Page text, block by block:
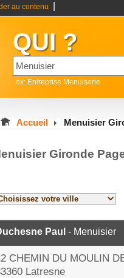
au contenu
QUI ?
ex: Entreprise Menuiserie
Accueil Menuisier
Gironde
Paul - Menuisier
CHEMIN DU MOULIN
Latresne